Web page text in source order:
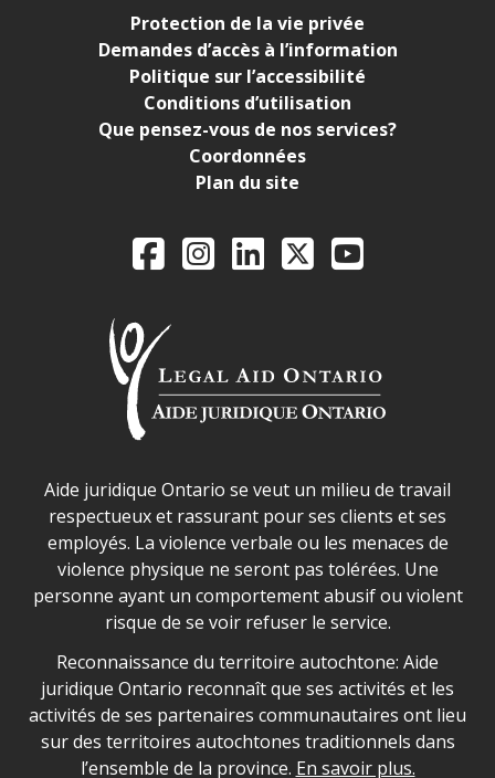
Protection de la vie privée
Demandes d’accès à l’information
Politique sur l’accessibilité
Conditions d’utilisation
Que pensez-vous de nos services?
Coordonnées
Plan du site
Legal Aid Ontario
FacebookInstagram
LinkedIn
X YouTube
Déclaration sur la sécurité dans les locaux d'AJO.
Aide juridique Ontario se veut un milieu de travail
respectueux et rassurant pour ses clients et ses
employés. La violence verbale ou les menaces de
violence physique ne seront pas tolérées. Une
personne ayant un comportement abusif ou violent
risque de se voir refuser le service.
Legal Aid Ontario land acknowledgement
Reconnaissance du territoire autochtone: Aide
juridique Ontario reconnaît que ses activités et les
activités de ses partenaires communautaires ont lieu
sur des territoires autochtones traditionnels dans
l’ensemble de la province. En savoir plus.